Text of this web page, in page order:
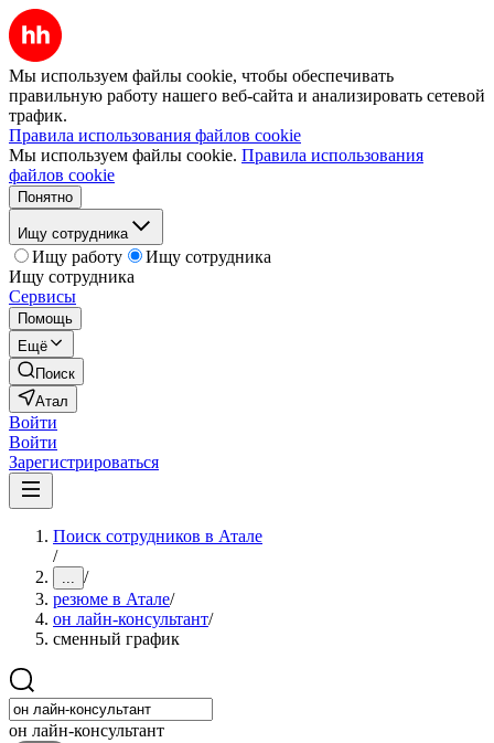
Мы используем файлы cookie, чтобы обеспечивать
правильную работу нашего веб-сайта и анализировать сетевой
трафик.
Правила использования файлов cookie
Мы используем файлы cookie. Правила использования
файлов cookie
Понятно
Ищу сотрудника
Ищу работу
Ищу сотрудника
Ищу сотрудника
Сервисы
Помощь
Ещё
Поиск
Атал
Войти
Войти
Зарегистрироваться
Поиск сотрудников в Атале
/
... /
резюме в Атале/
он лайн-консультант/
сменный график
он лайн-консультант